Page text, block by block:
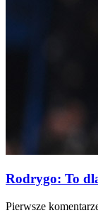
Rodrygo: To
Pierwsze